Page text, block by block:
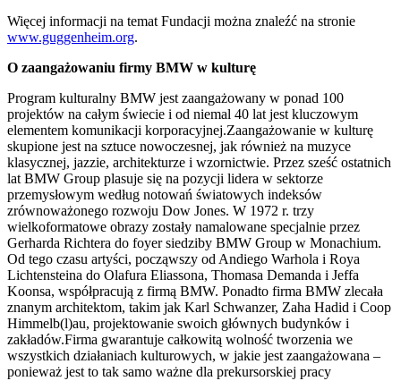
Więcej informacji na temat Fundacji można znaleźć na stronie
www.guggenheim.org.
O zaangażowaniu firmy BMW w kulturę
Program kulturalny BMW jest zaangażowany w ponad 100
projektów na całym świecie i od niemal 40 lat jest kluczowym
elementem komunikacji korporacyjnej.Zaangażowanie w kulturę
skupione jest na sztuce nowoczesnej, jak również na muzyce
klasycznej, jazzie, architekturze i wzornictwie. Przez sześć ostatnich
lat BMW Group plasuje się na pozycji lidera w sektorze
przemysłowym według notowań światowych indeksów
zrównoważonego rozwoju Dow Jones. W 1972 r. trzy
wielkoformatowe obrazy zostały namalowane specjalnie przez
Gerharda Richtera do foyer siedziby BMW Group w Monachium.
Od tego czasu artyści, począwszy od Andiego Warhola i Roya
Lichtensteina do Olafura Eliassona, Thomasa Demanda i Jeffa
Koonsa, współpracują z firmą BMW. Ponadto firma BMW zlecała
znanym architektom, takim jak Karl Schwanzer, Zaha Hadid i Coop
Himmelb(l)au, projektowanie swoich głównych budynków i
zakładów.Firma gwarantuje całkowitą wolność tworzenia we
wszystkich działaniach kulturowych, w jakie jest zaangażowana –
ponieważ jest to tak samo ważne dla prekursorskiej pracy